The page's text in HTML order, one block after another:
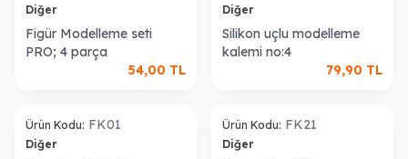
Diğer
Figür Modelleme seti
PRO; 4 parça
54,00 TL
Diğer
Silikon uçlu modelleme
kalemi no:4
79,90 TL
Ürün Kodu: FK01
Diğer
Ürün Kodu: FK21
Diğer